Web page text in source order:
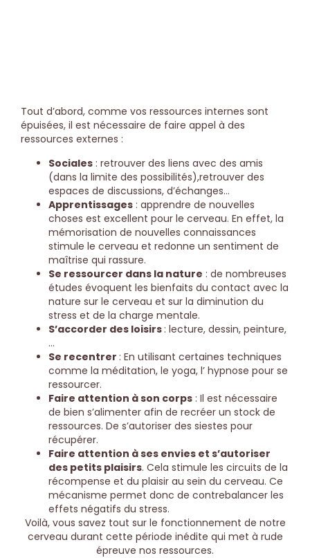
Tout d’abord, comme vos ressources internes sont
épuisées, il est nécessaire de faire appel à des
ressources externes :
Sociales : retrouver des liens avec des amis
(dans la limite des possibilités),retrouver des
espaces de discussions, d’échanges…
Apprentissages : apprendre de nouvelles
choses est excellent pour le cerveau. En effet, la
mémorisation de nouvelles connaissances
stimule le cerveau et redonne un sentiment de
maîtrise qui rassure.
Se ressourcer dans la nature : de nombreuses
études évoquent les bienfaits du contact avec la
nature sur le cerveau et sur la diminution du
stress et de la charge mentale.
S’accorder des loisirs : lecture, dessin, peinture,
…
Se recentrer : En utilisant certaines techniques
comme la méditation, le yoga, l’ hypnose pour se
ressourcer.
Faire attention à son corps : Il est nécessaire
de bien s’alimenter afin de recréer un stock de
ressources. De s’autoriser des siestes pour
récupérer.
Faire attention à ses envies et s’autoriser
des petits plaisirs. Cela stimule les circuits de la
récompense et du plaisir au sein du cerveau. Ce
mécanisme permet donc de contrebalancer les
effets négatifs du stress.
Voilà, vous savez tout sur le fonctionnement de notre
cerveau durant cette période inédite qui met à rude
épreuve nos ressources.